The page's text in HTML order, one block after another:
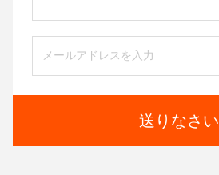
送りなさい